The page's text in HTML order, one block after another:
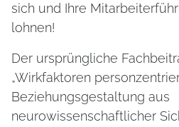
sich und Ihre
lohnen!
Der ursprüngliche
„Wirkfaktoren
Beziehungsgestaltung aus
neurowissenschaftlicher